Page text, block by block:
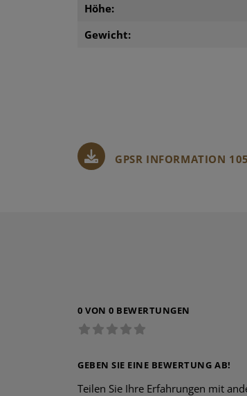
Höhe:
Gewicht:
GPSR INFORMATION
0 VON 0 BEWERTUNGEN
GEBEN SIE EINE BEWERTUNG AB!
Teilen Sie Ihre Erfahrungen mit